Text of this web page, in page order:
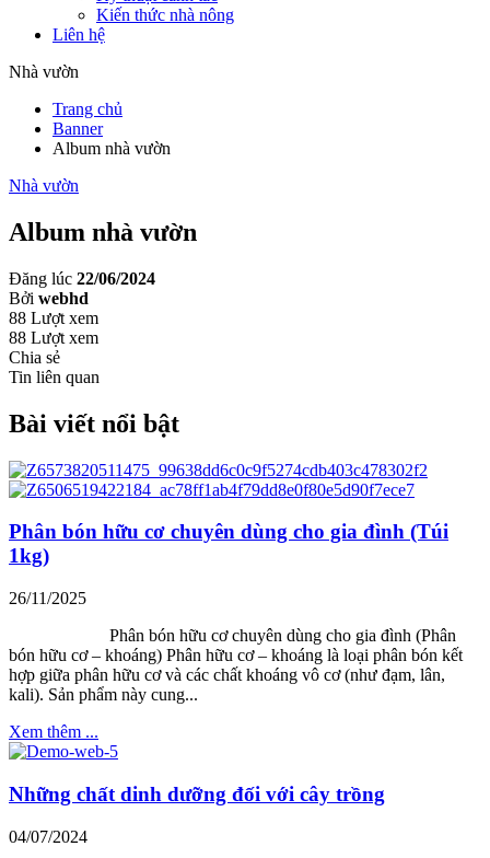
Kiến thức nhà nông
Liên hệ
Nhà vườn
Trang chủ
Banner
Album nhà vườn
Nhà vườn
Album nhà vườn
Đăng lúc 22/06/2024
Bởi webhd
88 Lượt xem
88 Lượt xem
Chia sẻ
Tin liên quan
Bài viết nổi bật
Phân bón hữu cơ chuyên dùng cho gia đình (Túi
1kg)
26/11/2025
Phân bón hữu cơ chuyên dùng cho gia đình (Phân
bón hữu cơ – khoáng) Phân hữu cơ – khoáng là loại phân bón kết
hợp giữa phân hữu cơ và các chất khoáng vô cơ (như đạm, lân,
kali). Sản phẩm này cung...
Xem thêm ...
Những chất dinh dưỡng đối với cây trồng
04/07/2024